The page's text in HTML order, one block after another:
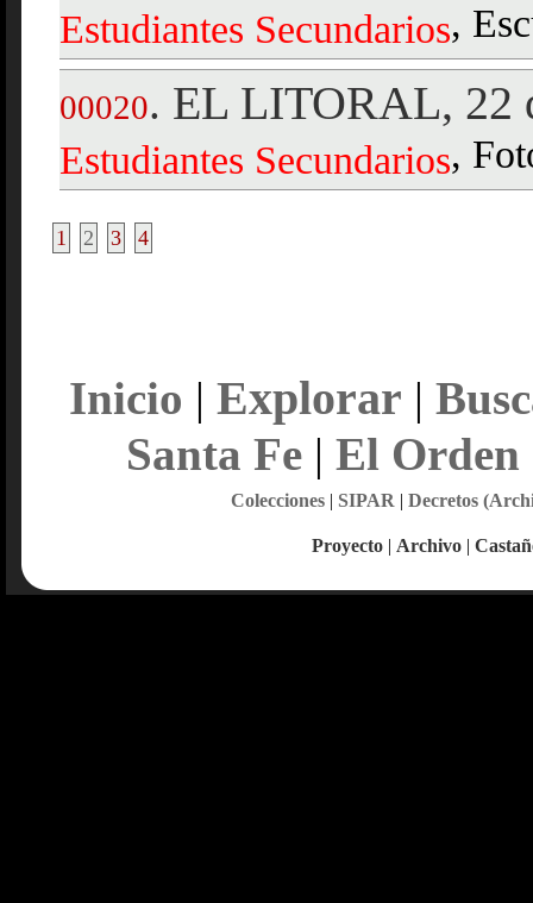
Estudiantes Secundarios,
00020. EL LITORAL, 22
Estudiantes Secundarios,
1 2 3 4
Inicio | Explorar |
Santa Fe| El Orden
Colecciones| SIPAR | Decretos
Proyecto | Archivo |